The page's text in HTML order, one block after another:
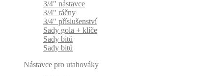
3/4" nástavce
3/4" ráčny
3/4" příslušenství
Sady gola + klíče
Sady bitů
Sady bitů
Nástavce pro utahováky